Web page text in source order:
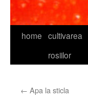
home cultivarea
rosiilor
← Apa la sticla